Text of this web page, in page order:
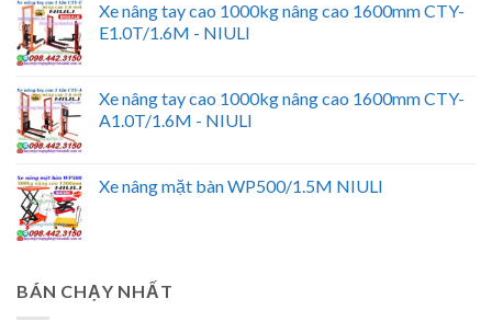
Xe nâng tay cao 1000kg nâng cao 1600mm CTY-
E1.0T/1.6M - NIULI
Xe nâng tay cao 1000kg nâng cao 1600mm CTY-
A1.0T/1.6M - NIULI
Xe nâng mặt bàn WP500/1.5M NIULI
BÁN CHẠY NHẤT